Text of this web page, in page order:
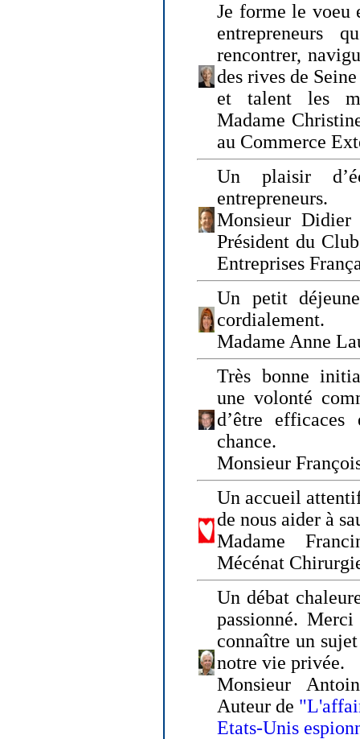
Je forme le voeu
entrepreneurs
rencontrer,
des rives de
et talent les
Madame
au Commerce
Un plaisir
entrepreneurs.
Monsieur
Président du
Entreprises
Un petit
cordialement.
Madame Anne
Très bonne
une volonté
d’être
chance.
Monsieur
Un accueil
de nous aider à
Madame
Mécénat
Un débat
passionné.
connaître un
notre vie privée.
Monsieur
Auteur de
Etats-Unis